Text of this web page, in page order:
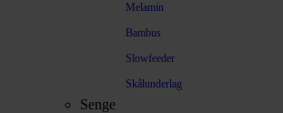
Melamin
Bambus
Slowfeeder
Skålunderlag
Senge